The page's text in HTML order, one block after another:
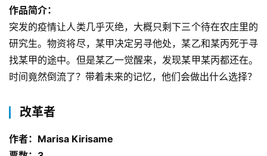
作品简介：
突发的疫情让人类几乎灭绝，大概只剩下三个待在农庄里的
研究生。物资将尽，某甲决定另寻他处，某乙和某丙死于寻
找某甲的途中。但是某乙一觉醒来，发现某甲某丙都还在。
时间竟然倒流了？带着未来的记忆，他们会做出什么选择？
改革者
作者：Marisa Kirisame